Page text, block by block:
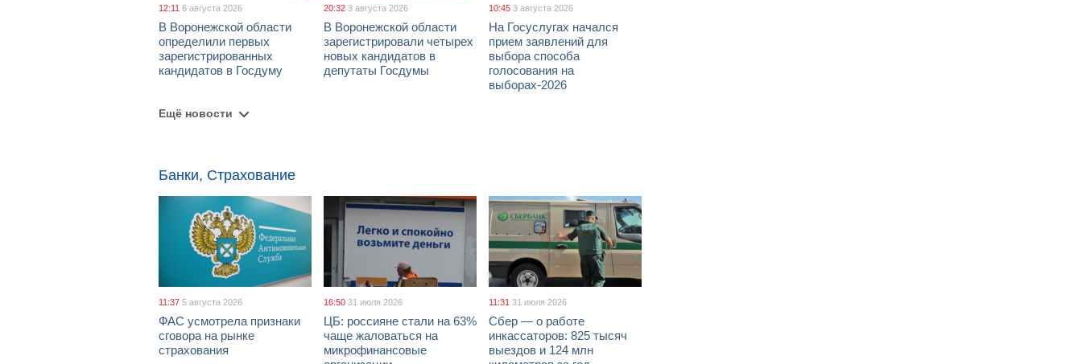
12:11 6 августа 2026
В Воронежской области
определили первых
зарегистрированных
кандидатов в Госдуму
20:32 3 августа 2026
В Воронежской области
зарегистрировали четырех
новых кандидатов в
депутаты Госдумы
10:45 3 августа 2026
На Госуслугах начался
прием заявлений для
выбора способа
голосования на
выборах-2026
Ещё новости
Банки, Страхование
11:37 5 августа 2026
ФАС усмотрела признаки
сговора на рынке
страхования
16:50 31 июля 2026
ЦБ: россияне стали на 63%
чаще жаловаться на
микрофинансовые
11:31 31 июля 2026
Сбер — о работе
инкассаторов: 825 тысяч
выездов и 124 млн